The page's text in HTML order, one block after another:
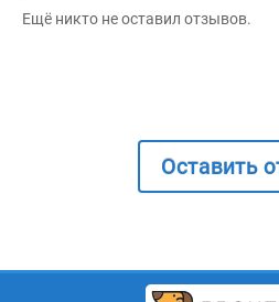
Ещё никто не оставил отзывов.
Оставить